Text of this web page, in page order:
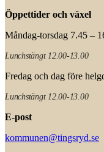
Öppettider och växel
Måndag-torsdag 7.45 –
Lunchstängt 12.00-13.00
Fredag och dag före
Lunchstängt 12.00-13.00
E-post
kommunen@tingsryd.se